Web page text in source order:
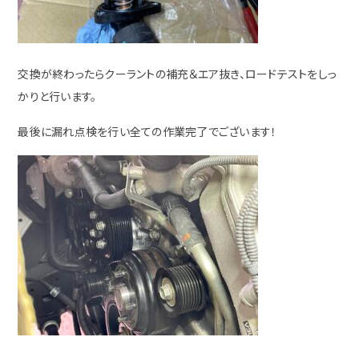
交換が終わったらクーラントの補充＆エア抜き、ロードテストをしっ
かりと行います。
最後に漏れ点検を行い全ての作業完了でございます！